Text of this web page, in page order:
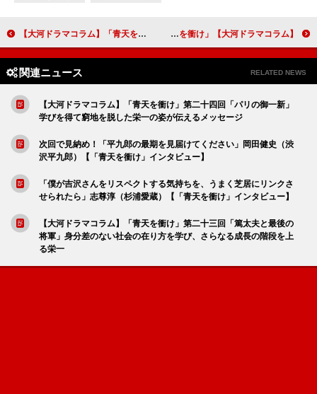
【大河ドラマコラム】「青天を衝け」第二十四回「パリの御一新」学びを得て窮地を脱した栄一の姿が伝えるメッセージ 【大河ドラマコラム】「青天を衝け」第二十六回「篤太夫、再会する」栄一や慶喜たちの無言の表情ににじみ出る豊かな感情
関連ニュース RELATED NEWS
【大河ドラマコラム】「青天を衝け」第二十四回「パリの御一新」
学びを得て窮地を脱した栄一の姿が伝えるメッセージ
次回で見納め！「平九郎の最期を見届けてください」岡田健史（渋
沢平九郎）【「青天を衝け」インタビュー】
「僕が吉沢さんをリスペクトする気持ちを、うまく芝居にリンクさ
せられたら」志尊淳（杉浦愛蔵）【「青天を衝け」インタビュー】
【大河ドラマコラム】「青天を衝け」第二十三回「篤太夫と最後の
将軍」身分差のない社会の在り方を学び、さらなる成長の階段を上
る栄一